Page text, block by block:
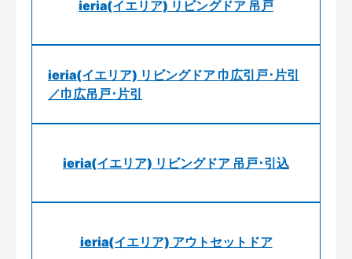
ieria(イエリア) リビングドア 吊戸
ieria(イエリア) リビングドア 巾広引戸･片引
／巾広吊戸･片引
ieria(イエリア) リビングドア 吊戸･引込
ieria(イエリア) アウトセットドア